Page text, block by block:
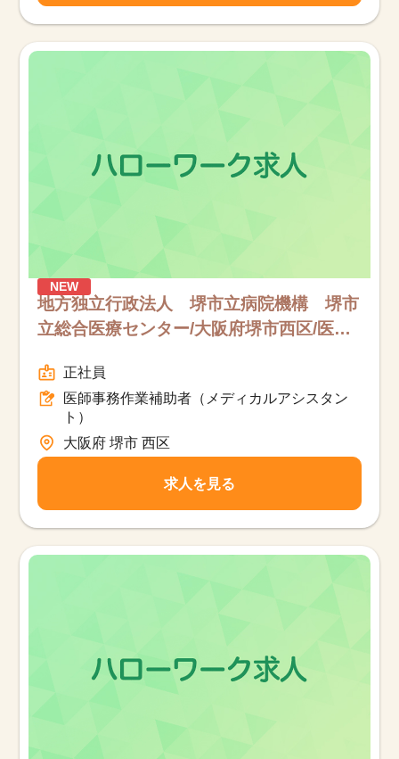
NEW
地方独立行政法人 堺市立病院機構 堺市
立総合医療センター/大阪府堺市西区/医師
ト）/フルタイム
正社員
医師事務作業補助者（メディカルアシスタン
ト）
大阪府 堺市 西区
求人を見る